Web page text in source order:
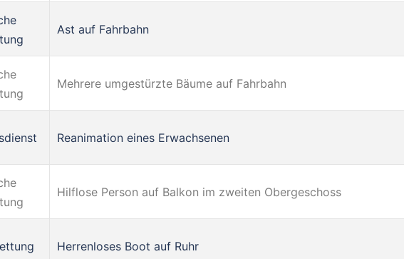
Ast auf Fahrbahn
Mehrere umgestürzte Bäume auf Fahrbahn
Reanimation eines Erwachsenen
Hilflose Person auf Balkon im zweiten Obergeschoss
Herrenloses Boot auf Ruhr